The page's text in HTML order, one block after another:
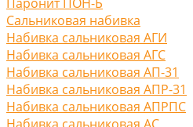
Сальниковая набивка
Набивка сальниковая АГИ
Набивка сальниковая АГС
Набивка сальниковая АП-31
Набивка сальниковая АПР-31
Набивка сальниковая АПРПС